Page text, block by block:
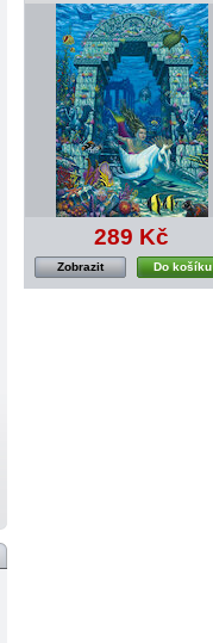
289 Kč
Do košíku
Zobrazit